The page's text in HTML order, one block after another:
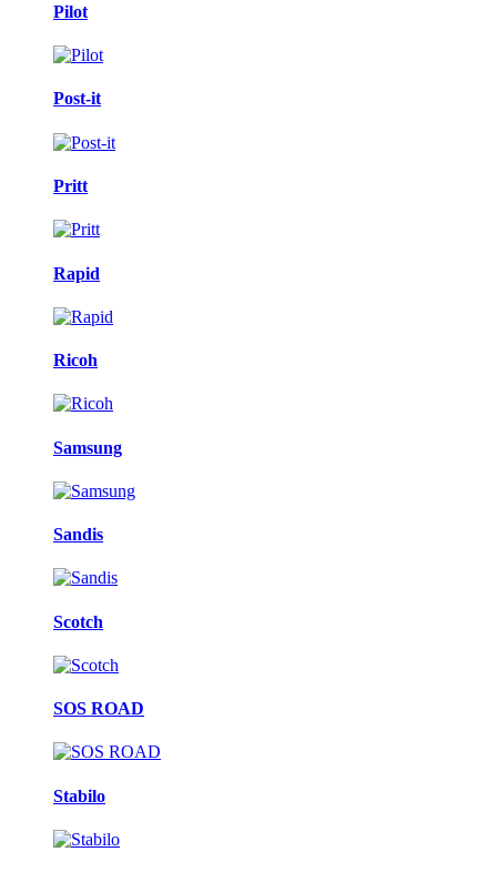
Pilot
Post-it
Pritt
Rapid
Ricoh
Samsung
Sandis
Scotch
SOS ROAD
Stabilo